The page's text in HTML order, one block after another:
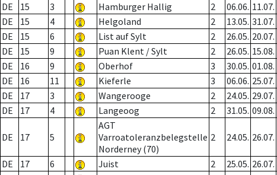
DE
15 3 Hamburger Hallig 2 06.06. 11.07.
DE
15 4 Helgoland 2 13.05. 31.07.
DE
15 6 List auf Sylt 2 26.05. 20.07.
DE
15 9 Puan Klent / Sylt 2 26.05. 15.08.
DE
16 9 Oberhof 3 30.05. 01.08.
DE
16 11 Kieferle 3 06.06. 25.07.
DE
17 3 Wangerooge 2 24.05. 29.07.
DE
17 4 Langeoog 2 31.05. 09.08.
DE 17 5
AGT
Varroatoleranzbelegstelle
Norderney (70)
2 24.05. 26.07.
DE 17 6 Juist 2 25.05. 26.07.